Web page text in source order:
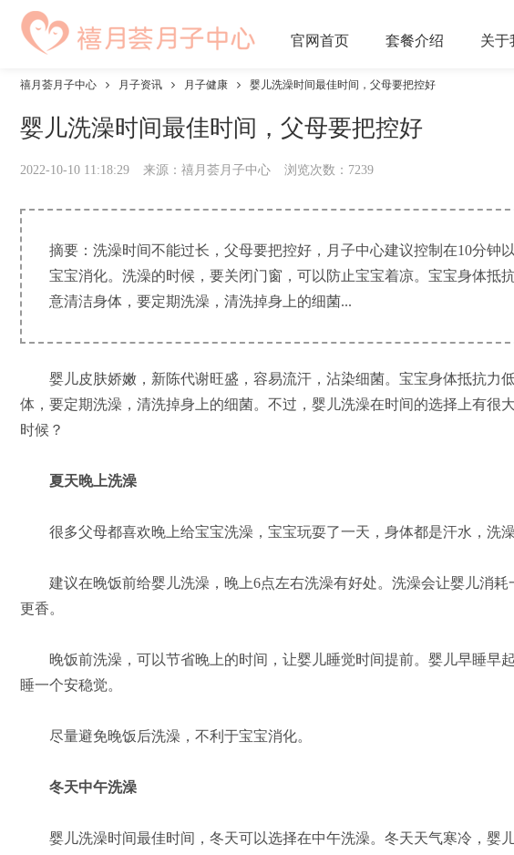
官网首页 套餐介绍 关于
禧月荟月子中心 月子资讯 月子健康 婴儿洗澡时间最佳时间，父母要把控好
婴儿洗澡时间最佳时间，父母要把控好
2022-10-10 11:18:29 来源：禧月荟月子中心 浏览次数： 7239
摘要：洗澡时间不能过长，父母要把控好，月子中心建议控制在10分钟
宝宝消化。洗澡的时候，要关闭门窗，可以防止宝宝着凉。宝宝身体抵
意清洁身体，要定期洗澡，清洗掉身上的细菌...
婴儿皮肤娇嫩，新陈代谢旺盛，容易流汗，沾染细菌。宝宝身体抵抗力
体，要定期洗澡，清洗掉身上的细菌。不过，婴儿洗澡在时间的选择上有很
时候？
夏天晚上洗澡
很多父母都喜欢晚上给宝宝洗澡，宝宝玩耍了一天，身体都是汗水，洗澡
建议在晚饭前给婴儿洗澡，晚上6点左右洗澡有好处。洗澡会让婴儿消耗
更香。
晚饭前洗澡，可以节省晚上的时间，让婴儿睡觉时间提前。婴儿早睡早
睡一个安稳觉。
尽量避免晚饭后洗澡，不利于宝宝消化。
冬天中午洗澡
婴儿洗澡时间最佳时间，冬天可以选择在中午洗澡。冬天天气寒冷，婴